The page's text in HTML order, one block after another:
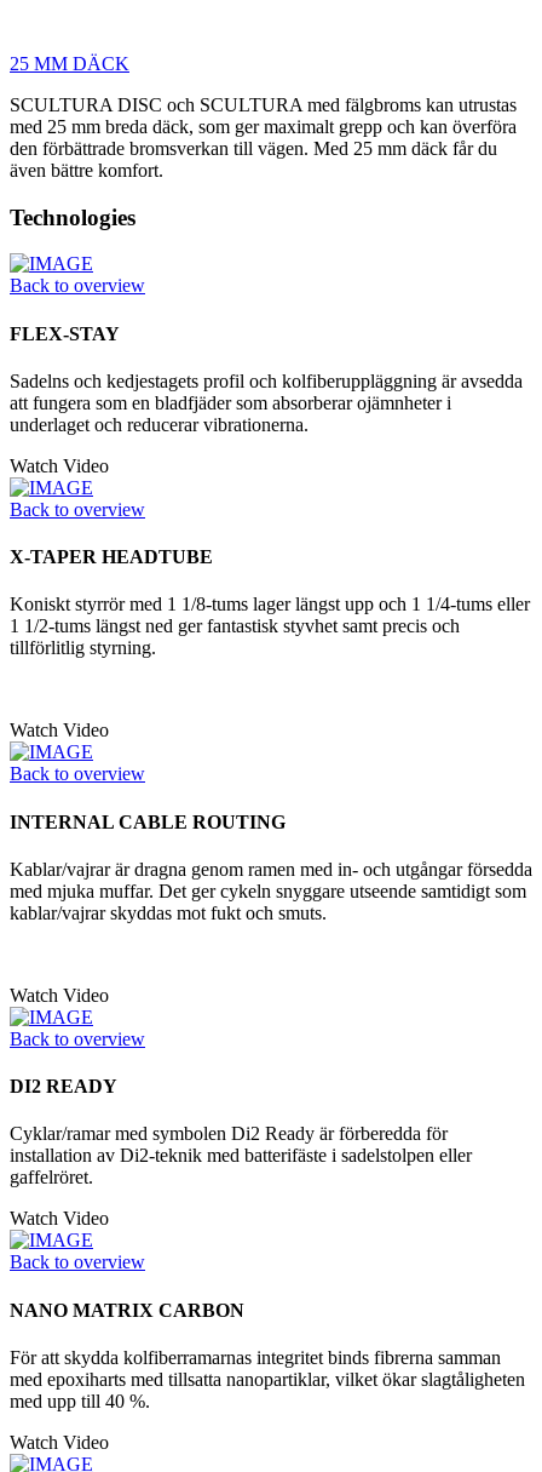
25 MM DÄCK
SCULTURA DISC och SCULTURA med fälgbroms kan utrustas
med 25 mm breda däck, som ger maximalt grepp och kan överföra
den förbättrade bromsverkan till vägen. Med 25 mm däck får du
även bättre komfort.
Technologies
Back to overview
FLEX-STAY
Sadelns och kedjestagets profil och kolfiberuppläggning är avsedda
att fungera som en bladfjäder som absorberar ojämnheter i
underlaget och reducerar vibrationerna.
Watch Video
Back to overview
X-TAPER HEADTUBE
Koniskt styrrör med 1 1/8-tums lager längst upp och 1 1/4-tums eller
1 1/2-tums längst ned ger fantastisk styvhet samt precis och
tillförlitlig styrning.
Watch Video
Back to overview
INTERNAL CABLE ROUTING
Kablar/vajrar är dragna genom ramen med in- och utgångar försedda
med mjuka muffar. Det ger cykeln snyggare utseende samtidigt som
kablar/vajrar skyddas mot fukt och smuts.
Watch Video
Back to overview
DI2 READY
Cyklar/ramar med symbolen Di2 Ready är förberedda för
installation av Di2-teknik med batterifäste i sadelstolpen eller
gaffelröret.
Watch Video
Back to overview
NANO MATRIX CARBON
För att skydda kolfiberramarnas integritet binds fibrerna samman
med epoxiharts med tillsatta nanopartiklar, vilket ökar slagtåligheten
med upp till 40 %.
Watch Video